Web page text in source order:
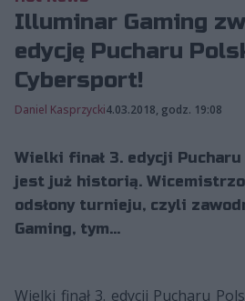
Illuminar Gaming
edycję Pucharu
Cybersport!
Daniel Kasprzycki4.03.2018, godz. 19:08
Wielki finał 3. edycji
jest już historią.
odsłony turnieju, czyli
Gaming, tym...
Wielki finał 3. edycji Pucharu